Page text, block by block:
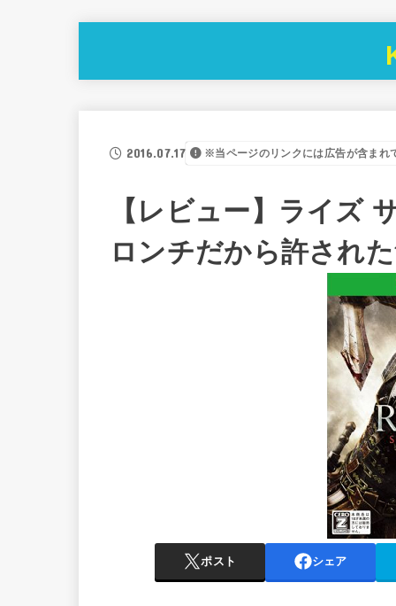
2016.07.17 ※当ページのリンクには広告が含まれ
【レビュー】ライズ
ロンチだから許され
ポスト シェア